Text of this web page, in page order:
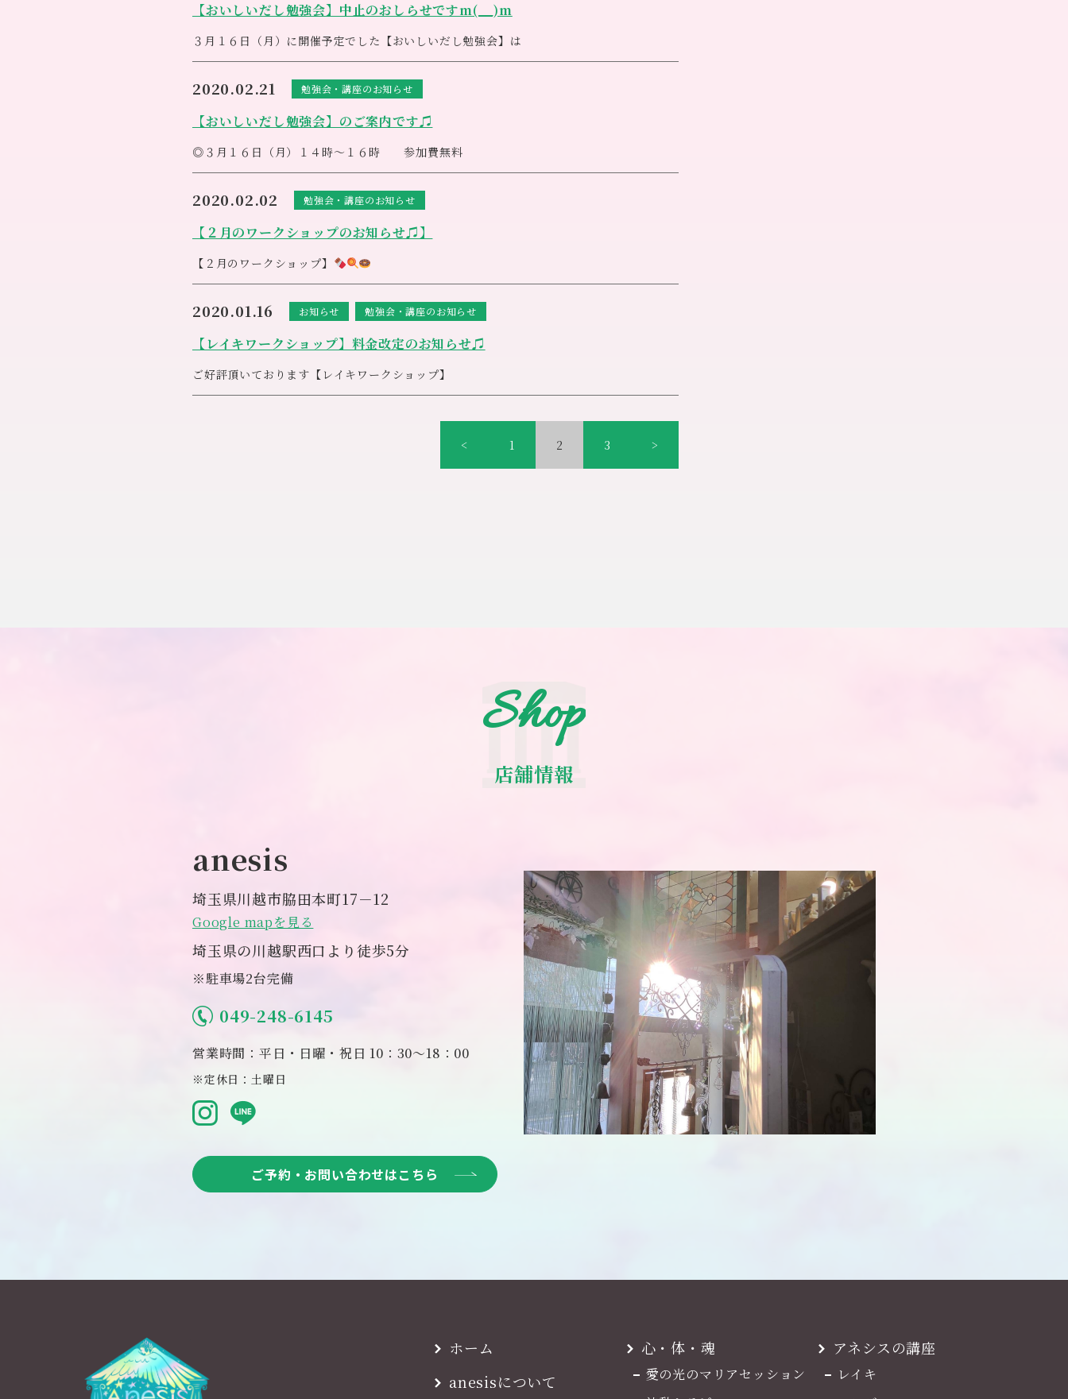
一日も早いコロナの収束を心からお祈りしています
エンジェルカードやヒーリングの個人セッションは通常通りご予約いただけますので、どう
ぞよろしくお願いします
癒しの看板犬ポム もお待ちしております
【おいしいだし勉強会】中止のおしらせですm(__)m
３月１６日（月）に開催予定でした【おいしいだし勉強会】は
新型コロナウイルス感染症が拡大している状況を受け、中止することとなりました
2020.02.21 勉強会・講座のお知らせ
【おいしいだし勉強会】のご案内です♫
◎３月１６日（月）１４時～１６時 参加費無料
【おいしいだし勉強会】 開催いたします
↑１００％自然の栄養エキス食材
商品の説明、貴重なお話を聞きながら楽しくワークを進めさせていただきますので、お気軽
アネシス連絡先：０４９－２４８－６１４５
2020.02.02 勉強会・講座のお知らせ
【２月のワークショップのお知らせ♫】
【２月のワークショップ】
２月１２日（水）１０時３０分～１２時
２月１９日（水）１０時３０分～１２時
楽しく皆様とシェアさせて頂きながら進めて参ります
アネシス連絡先 ０４９－２４８－６１４５
2020.01.16 お知らせ 勉強会・講座のお知らせ
【レイキワークショップ】料金改定のお知らせ♫
ご好評頂いております【レイキワークショップ】
次回開催日（２月１２日）より
より一層のワーク内容の充実へとつとめて参ります
ご理解とご協力のほど何卒宜しくお願い致します。< 1 2 3 >
Shop
店舗情報
anesis
埼玉県川越市脇田本町17－12
Google mapを見る
埼玉県の川越駅西口より徒歩5分
※駐車場2台完備
049-248-6145
営業時間：平日・日曜・祝日 10：30～18：00
※定休日：土曜日
ご予約・お問い合わせはこちら
ホーム
anesisについて
心・体・魂
愛の光のマリアセッション
アネシスの講座
レイキ